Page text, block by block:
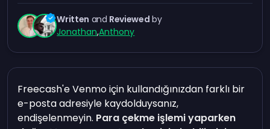
Written and Reviewed by
Jonathan,Anthony
Freecash'e Venmo için kullandığınızdan farklı bir
e-posta adresiyle kaydolduysanız,
endişelenmeyin. Para çekme işlemi yaparken